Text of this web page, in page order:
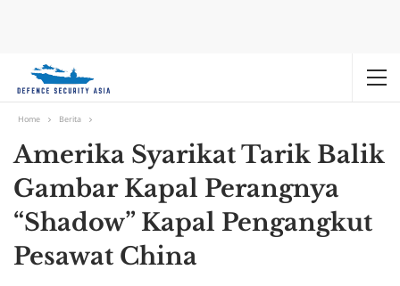
Home Berita
Amerika Syarikat Tarik Balik
Gambar Kapal Perangnya
“Shadow” Kapal Pengangkut
Pesawat China